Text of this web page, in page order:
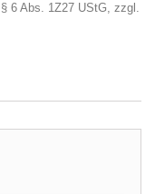
6 Abs. 1Z27 UStG, zzgl.